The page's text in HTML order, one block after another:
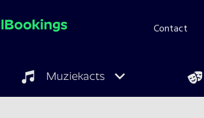
Contact
Muziekacts